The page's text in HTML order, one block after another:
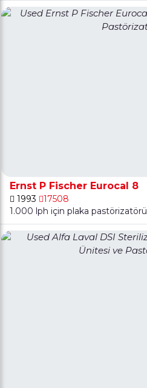
Ernst P Fischer Eurocal 8
1993
17508
1.000 lph için plaka pastörizatörü